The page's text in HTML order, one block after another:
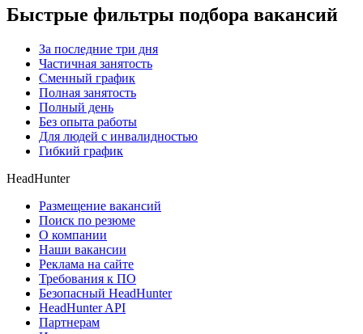
Быстрые фильтры подбора вакансий
За последние три дня
Частичная занятость
Сменный график
Полная занятость
Полный день
Без опыта работы
Для людей с инвалидностью
Гибкий график
HeadHunter
Размещение вакансий
Поиск по резюме
О компании
Наши вакансии
Реклама на сайте
Требования к ПО
Безопасный HeadHunter
HeadHunter API
Партнерам